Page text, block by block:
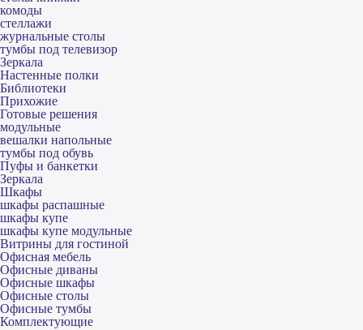
комоды
стеллажи
журнальные столы
тумбы под телевизор
Зеркала
Настенные полки
Библиотеки
Прихожие
Готовые решения
модульные
вешалки напольные
тумбы под обувь
Пуфы и банкетки
Зеркала
Шкафы
шкафы распашные
шкафы купе
шкафы купе модульные
Витрины для гостиной
Офисная мебель
Офисные диваны
Офисные шкафы
Офисные столы
Офисные тумбы
Комплектующие